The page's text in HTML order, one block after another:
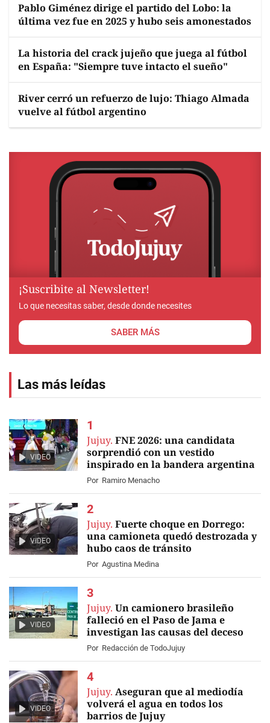
Pablo Giménez dirige el partido del Lobo: la
última vez fue en 2025 y hubo seis amonestados
La historia del crack jujeño que juega al fútbol
en España: "Siempre tuve intacto el sueño"
River cerró un refuerzo de lujo: Thiago Almada
vuelve al fútbol argentino
¡Suscribite al Newsletter!
Lo que necesitas saber, desde donde necesites
SABER MÁS
Las más leídas
VIDEO
Jujuy. FNE 2026: una candidata
sorprendió con un vestido
inspirado en la bandera argentina
Por Ramiro Menacho
VIDEO
Jujuy. Fuerte choque en Dorrego:
una camioneta quedó destrozada y
hubo caos de tránsito
Por Agustina Medina
VIDEO
Jujuy. Un camionero brasileño
falleció en el Paso de Jama e
investigan las causas del deceso
Por Redacción de TodoJujuy
VIDEO
Jujuy. Aseguran que al mediodía
volverá el agua en todos los
barrios de Jujuy